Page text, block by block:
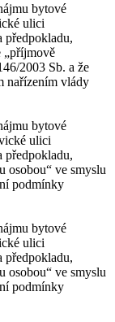
bytové
ulici
předpokladu,
„příjmově
2003 Sb. a že
nařízením vlády
bytové
ulici
předpokladu,
osobou“ ve smyslu
podmínky
bytové
ulici
předpokladu,
osobou“ ve smyslu
podmínky